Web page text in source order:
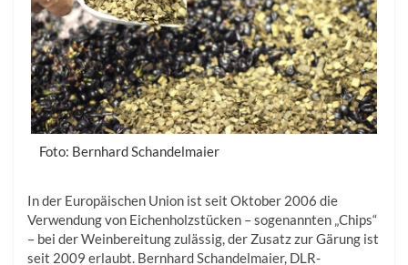
Foto: Bernhard Schandelmaier
In der Europäischen Union ist seit Oktober 2006 die
Verwendung von Eichenholzstücken – sogenannten „Chips“
– bei der Weinbereitung zulässig, der Zusatz zur Gärung ist
seit 2009 erlaubt. Bernhard Schandelmaier, DLR-